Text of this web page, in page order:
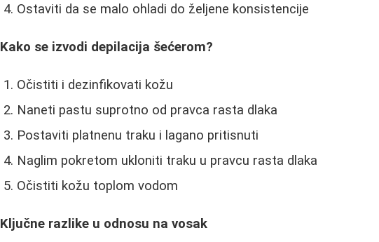
Ostaviti da se malo ohladi do željene konsistencije
Kako se izvodi depilacija šećerom?
Očistiti i dezinfikovati kožu
Naneti pastu suprotno od pravca rasta dlaka
Postaviti platnenu traku i lagano pritisnuti
Naglim pokretom ukloniti traku u pravcu rasta dlaka
Očistiti kožu toplom vodom
Ključne razlike u odnosu na vosak